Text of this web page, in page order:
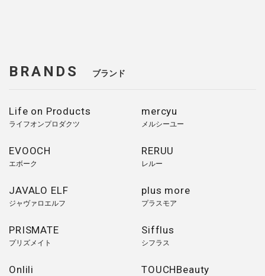
BRANDS ブランド
Life on Products
ライフオンプロダクツ
mercyu
メルシーユー
EVOOCH
エボーク
RERUU
レルー
JAVALO ELF
ジャヴァロエルフ
plus more
プラスモア
PRISMATE
プリズメイト
Sifflus
シフラス
Onlili TOUCHBeauty